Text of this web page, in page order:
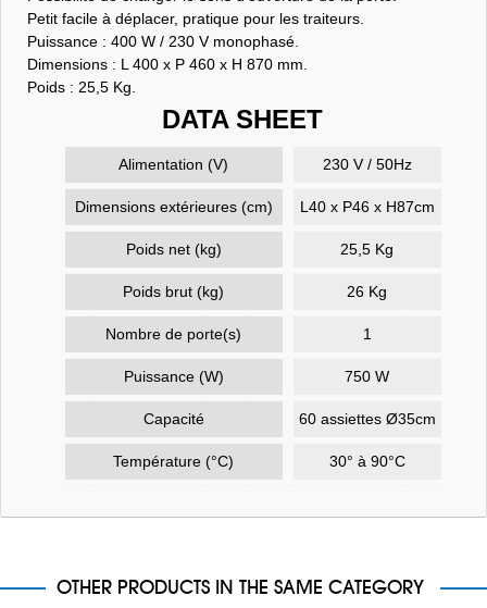
Petit facile à déplacer, pratique pour les traiteurs.
Puissance : 400 W / 230 V monophasé.
Dimensions : L 400 x P 460 x H 870 mm.
Poids : 25,5 Kg.
DATA SHEET
Alimentation (V) 230 V / 50Hz
Dimensions extérieures (cm) L40 x P46 x H87cm
Poids net (kg) 25,5 Kg
Poids brut (kg) 26 Kg
Nombre de porte(s) 1
Puissance (W) 750 W
Capacité 60 assiettes Ø35cm
Température (°C) 30° à 90°C
OTHER PRODUCTS IN THE SAME CATEGORY